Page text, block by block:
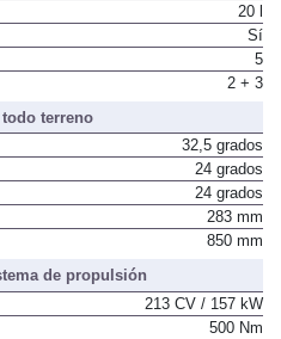
20 l
Sí
5
2 + 3
terreno
32,5 grados
24 grados
24 grados
283 mm
850 mm
de propulsión
213 CV / 157 kW
500 Nm